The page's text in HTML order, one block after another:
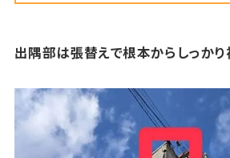
出隅部は張替えで根本からしっか